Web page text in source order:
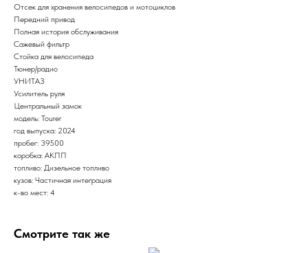
Отсек для хранения велосипедов и мотоциклов
Передний привод
Полная история обслуживания
Сажевый фильтр
Стойка для велосипеда
Тюнер/радио
УНИТАЗ
Усилитель руля
Центральный замок
модель: Tourer
год выпуска: 2024
пробег: 39500
коробка: АКПП
топливо: Дизельное топливо
кузов: Частичная интеграция
к-во мест: 4
Смотрите так же